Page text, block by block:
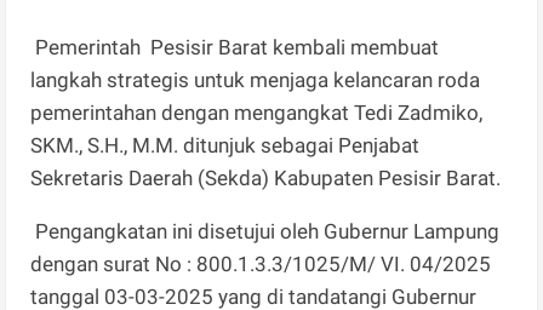
Pemerintah Pesisir Barat kembali membuat
langkah strategis untuk menjaga kelancaran roda
pemerintahan dengan mengangkat Tedi Zadmiko,
SKM., S.H., M.M. ditunjuk sebagai Penjabat
Sekretaris Daerah (Sekda) Kabupaten Pesisir Barat.
Pengangkatan ini disetujui oleh Gubernur Lampung
dengan surat No : 800.1.3.3/1025/M/ VI. 04/2025
tanggal 03-03-2025 yang di tandatangi Gubernur